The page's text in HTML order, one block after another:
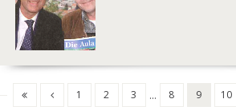
1 2 3 ... 8 9 10